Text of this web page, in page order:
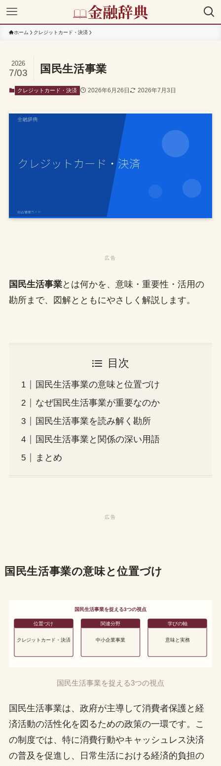
ホーム クレジットカード・決済
国民生活事業
2026
7/03
クレジットカード・決済 2026年6月26日 2026年7月3日
国民生活事業とは何かを、意味・重要性・活用の
勘所まで、図解とともにやさしく解説します。
目次
国民生活事業の意味と位置づけ
なぜ国民生活事業が重要なのか
国民生活事業を読み解く勘所
国民生活事業と関係の深い用語
まとめ
国民生活事業の意味と位置づけ
国民生活事業を捉える3つの視点
位置づけ
クレジットカード・決済
関連分野
中小企業事業
学びの軸
意味と実務
国民生活事業を捉える3つの視点
国民生活事業は、政府が主導して消費者保護と経
済活動の活性化を図るための政策の一環です。こ
の制度では、特に消費行動やキャッシュレス決済
の普及を促進し、日常生活における経済的負担の